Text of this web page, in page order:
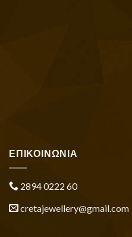
ΕΠΙΚΟΙΝΩΝΙΑ
2894 0222 60
cretajewellery@gmail.com